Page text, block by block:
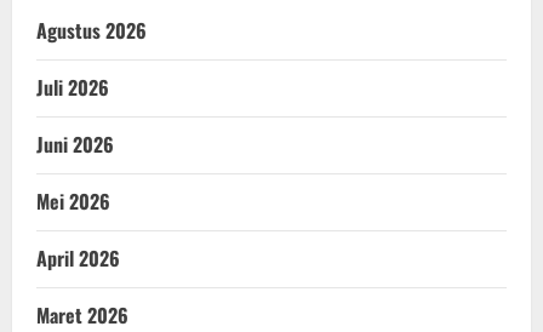
Agustus 2026
Juli 2026
Juni 2026
Mei 2026
April 2026
Maret 2026